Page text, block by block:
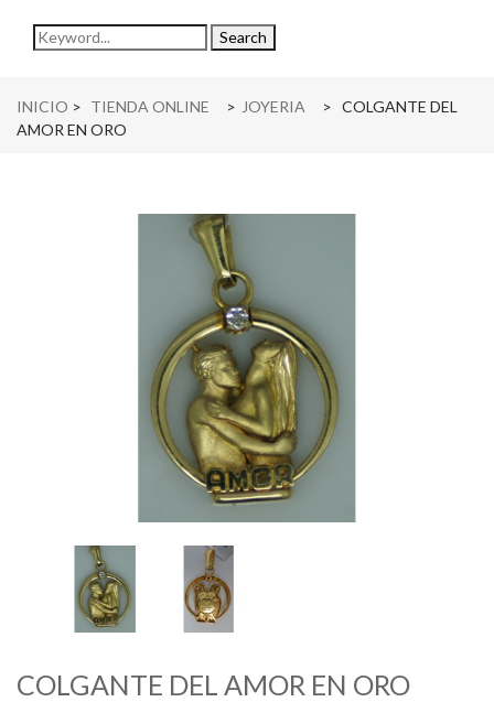
Search
INICIO > TIENDA ONLINE > JOYERIA > COLGANTE DEL
AMOR EN ORO
COLGANTE DEL AMOR EN ORO